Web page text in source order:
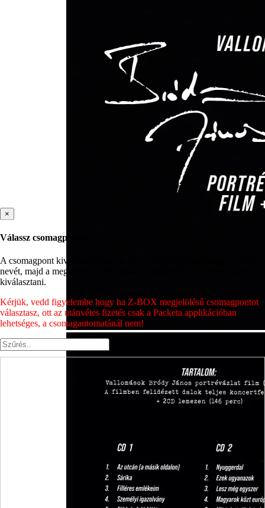
×
Válassz csomagpontot
A csomagpont kiválasztásához írd be az irányítószámot vagy a város
nevét, majd a megjelenő címek közül a megfelelőre kattintva tudod azt
kiválasztani.
Kérjük, vedd figyelembe hogy ha Z-BOX megjelölésű csomagpontot
választasz, ott az utánvétes fizetés csak a Packeta applikációban
lehetséges, a csomagautomatánál nem!